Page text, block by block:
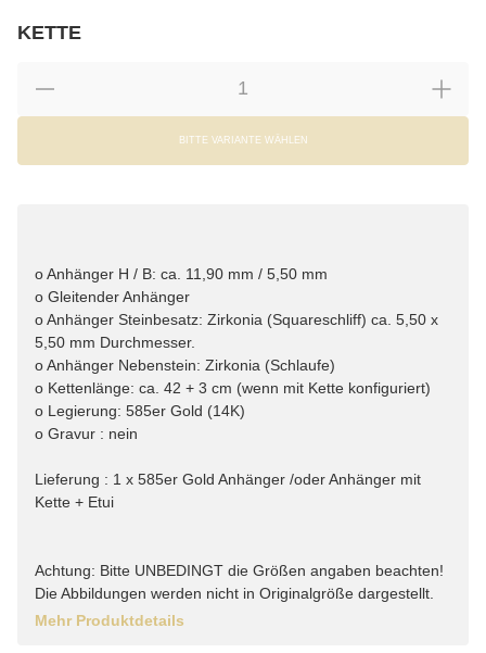
KETTE
BITTE VARIANTE WÄHLEN
o Anhänger H / B: ca. 11,90 mm / 5,50 mm
o Gleitender Anhänger
o Anhänger Steinbesatz: Zirkonia (Squareschliff) ca. 5,50 x
5,50 mm Durchmesser.
o Anhänger Nebenstein: Zirkonia (Schlaufe)
o Kettenlänge: ca. 42 + 3 cm (wenn mit Kette konfiguriert)
o Legierung: 585er Gold (14K)
o Gravur : nein
Lieferung : 1 x 585er Gold Anhänger /oder Anhänger mit
Kette + Etui
Achtung: Bitte UNBEDINGT die Größen angaben beachten!
Die Abbildungen werden nicht in Originalgröße dargestellt.
Mehr Produktdetails